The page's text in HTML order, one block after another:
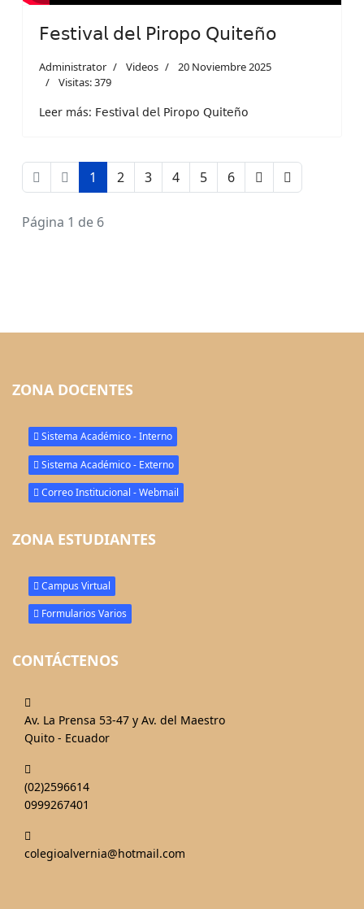
𝖥𝖾𝗌𝗍𝗂𝗏𝖺𝗅 𝖽𝖾𝗅 𝖯𝗂𝗋𝗈𝗉𝗈 𝖰𝗎𝗂𝗍𝖾ñ𝗈
Administrator Videos
20 Noviembre 2025
Visitas: 379
Leer más: 𝖥𝖾𝗌𝗍𝗂𝗏𝖺𝗅 𝖽𝖾𝗅 𝖯𝗂𝗋𝗈𝗉𝗈 𝖰𝗎𝗂𝗍𝖾ñ𝗈
1 2 3 4 5 6
Página 1 de 6
ZONA DOCENTES
Sistema Académico - Interno
Sistema Académico - Externo
Correo Institucional - Webmail
ZONA ESTUDIANTES
Campus Virtual
Formularios Varios
CONTÁCTENOS
fa-
map-
Av. La Prensa 53-47 y Av. del Maestro
Quito - Ecuador
fa-
phone-
(02)2596614
0999267401
fa-
colegioalvernia@hotmail.com